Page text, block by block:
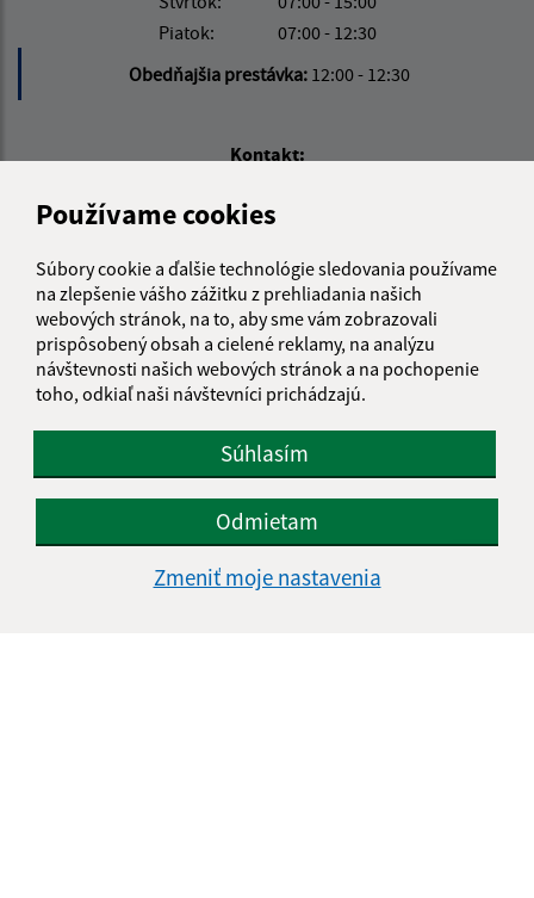
Používame cookies
Súbory cookie a ďalšie technológie sledovania používame
na zlepšenie vášho zážitku z prehliadania našich
webových stránok, na to, aby sme vám zobrazovali
prispôsobený obsah a cielené reklamy, na analýzu
návštevnosti našich webových stránok a na pochopenie
toho, odkiaľ naši návštevníci prichádzajú.
Súhlasím
Odmietam
Zmeniť moje nastavenia
Piatok:
07:00 - 12:30
Obedňajšia prestávka: 12:00 - 12:30
Kontakt:
Obecný úrad Štefanovce
Štefanovce 14
082 35 Hendrichovce
podatelna@stefanovce.sk
+421 51 779 51 34
IČO: 00327841